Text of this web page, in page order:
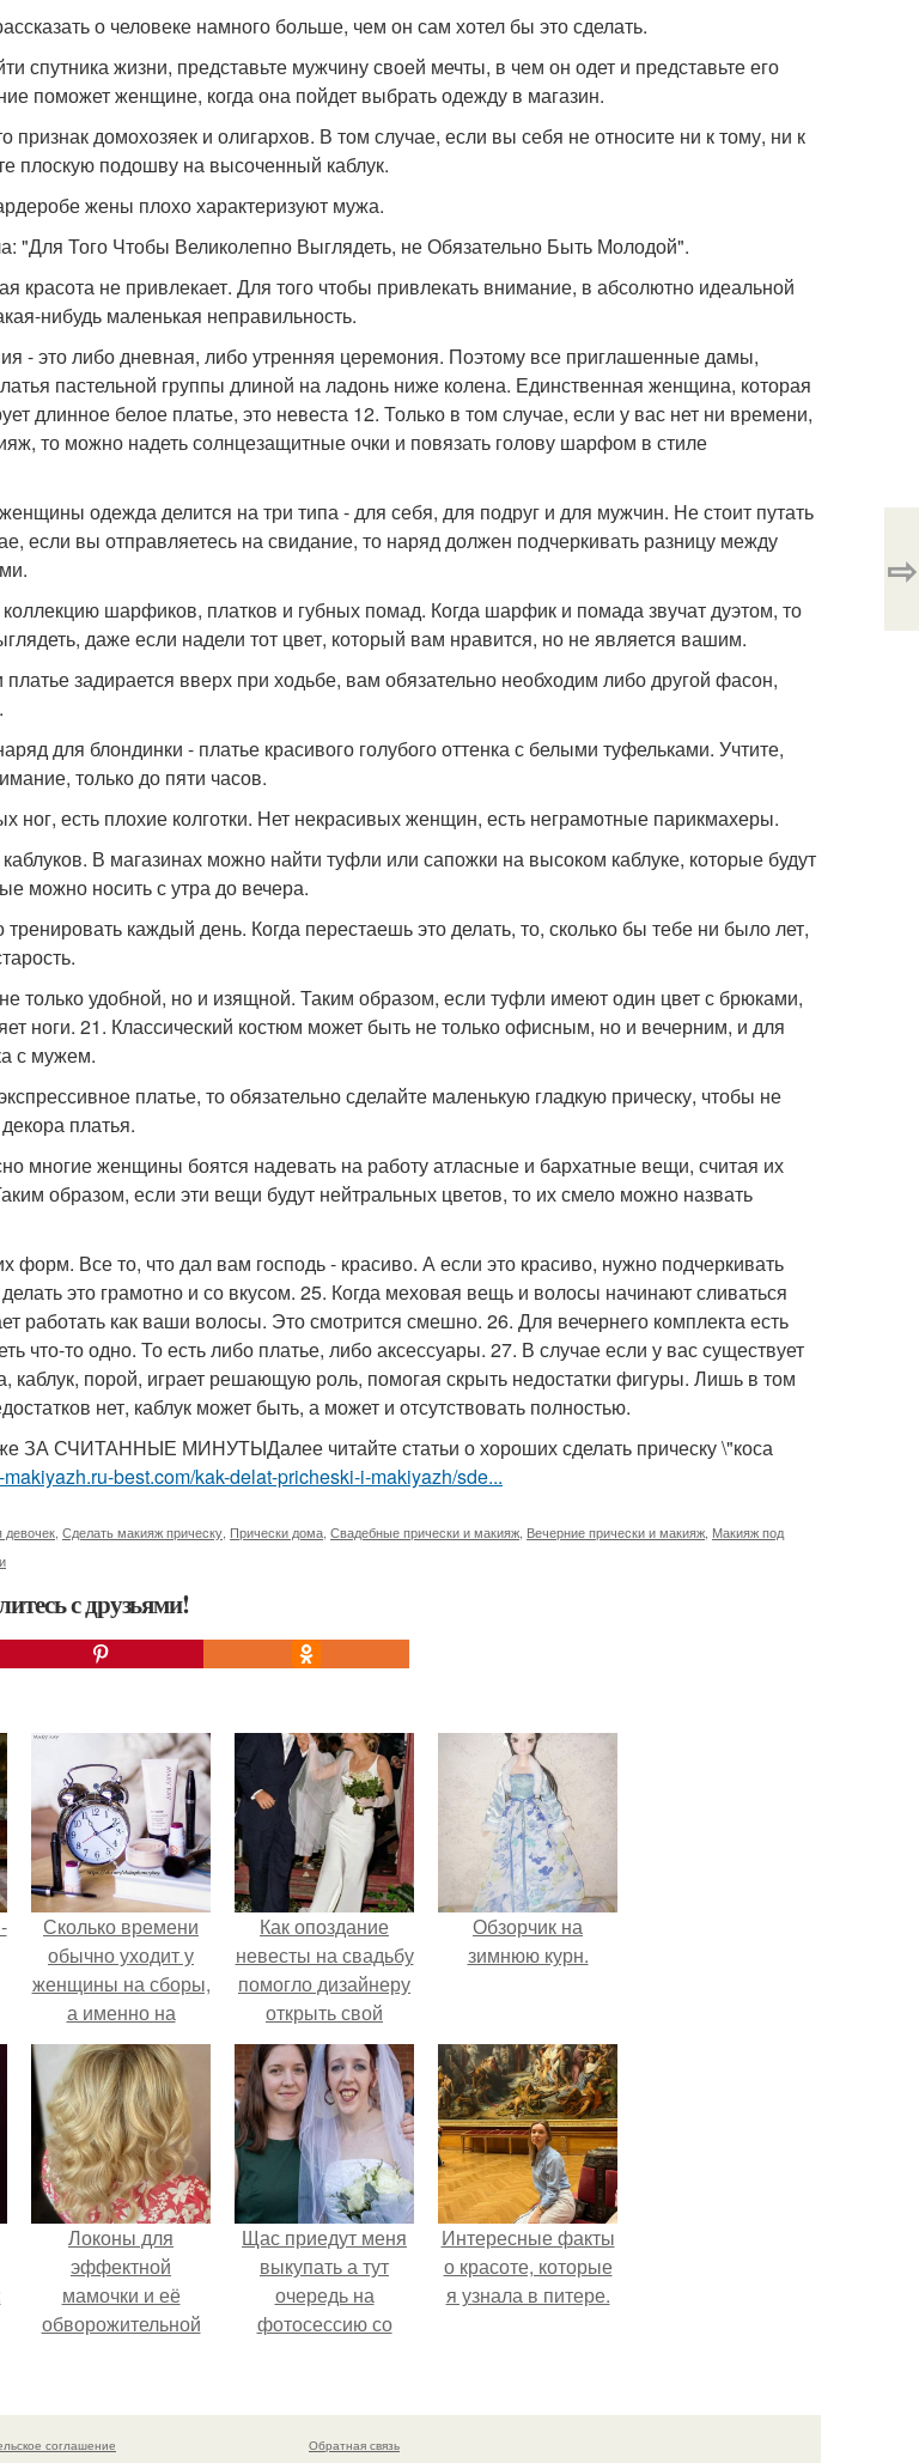
о человеке намного больше, чем он сам хотел бы это сделать.
спутника жизни, представьте мужчину своей мечты, в чем он одет и представьте его
поможет женщине, когда она пойдет выбрать одежду в магазин.
признак домохозяек и олигархов. В том случае, если вы себя не относите ни к тому, ни к
плоскую подошву на высоченный каблук.
жены плохо характеризуют мужа.
"Для Того Чтобы Великолепно Выглядеть, не Обязательно Быть Молодой".
красота не привлекает. Для того чтобы привлекать внимание, в абсолютно идеальной
нибудь маленькая неправильность.
- это либо дневная, либо утренняя церемония. Поэтому все приглашенные дамы,
пастельной группы длиной на ладонь ниже колена. Единственная женщина, которая
длинное белое платье, это невеста 12. Только в том случае, если у вас нет ни времени,
то можно надеть солнцезащитные очки и повязать голову шарфом в стиле
одежда делится на три типа - для себя, для подруг и для мужчин. Не стоит путать
если вы отправляетесь на свидание, то наряд должен подчеркивать разницу между
шарфиков, платков и губных помад. Когда шарфик и помада звучат дуэтом, то
даже если надели тот цвет, который вам нравится, но не является вашим.
задирается вверх при ходьбе, вам обязательно необходим либо другой фасон,
для блондинки - платье красивого голубого оттенка с белыми туфельками. Учтите,
только до пяти часов.
ног, есть плохие колготки. Нет некрасивых женщин, есть неграмотные парикмахеры.
В магазинах можно найти туфли или сапожки на высоком каблуке, которые будут
можно носить с утра до вечера.
каждый день. Когда перестаешь это делать, то, сколько бы тебе ни было лет,
только удобной, но и изящной. Таким образом, если туфли имеют один цвет с брюками,
ноги. 21. Классический костюм может быть не только офисным, но и вечерним, и для
с мужем.
платье, то обязательно сделайте маленькую гладкую прическу, чтобы не
платья.
многие женщины боятся надевать на работу атласные и бархатные вещи, считая их
образом, если эти вещи будут нейтральных цветов, то их смело можно назвать
форм. Все то, что дал вам господь - красиво. А если это красиво, нужно подчеркивать
это грамотно и со вкусом. 25. Когда меховая вещь и волосы начинают сливаться
работать как ваши волосы. Это смотрится смешно. 26. Для вечернего комплекта есть
что-то одно. То есть либо платье, либо аксессуары. 27. В случае если у вас существует
каблук, порой, играет решающую роль, помогая скрыть недостатки фигуры. Лишь в том
нет, каблук может быть, а может и отсутствовать полностью.
ЗА СЧИТАННЫЕ МИНУТЫДалее читайте статьи о хороших сделать прическу \"коса
best.com/kak-delat-pricheski-i-makiyazh/sde...
девочек Сделать макияж прическу Прически дома Свадебные прически и макияж Вечерние прически и макияж Макияж под
с друзьями!
⇨
Сколько времени
обычно уходит у
женщины на сборы,
а именно на
макияж, причёску,
подбор одежды?
Как опоздание
невесты на свадьбу
помогло дизайнеру
открыть свой
бренд.
Обзорчик на
зимнюю курн.
Локоны для
эффектной
мамочки и её
обворожительной
Щас приедут меня
выкупать а тут
очередь на
фотосессию со
Интересные факты
о красоте, которые
я узнала в питере.
соглашение Обратная связь